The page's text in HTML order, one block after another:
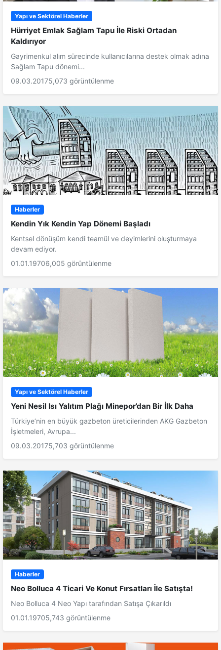
Yapı ve Sektörel Haberler
Hürriyet Emlak Sağlam Tapu İle Riski Ortadan
Kaldırıyor
Gayrimenkul alım sürecinde kullanıcılarına destek olmak adına
Sağlam Tapu dönemi...
09.03.20175,073 görüntülenme
Haberler
Kendin Yık Kendin Yap Dönemi Başladı
Kentsel dönüşüm kendi teamül ve deyimlerini oluşturmaya
devam ediyor.
01.01.19706,005 görüntülenme
Yapı ve Sektörel Haberler
Yeni Nesil Isı Yalıtım Plağı Minepor’dan Bir İlk Daha
Türkiye’nin en büyük gazbeton üreticilerinden AKG Gazbeton
İşletmeleri, Avrupa...
09.03.20175,703 görüntülenme
Haberler
Neo Bolluca 4 Ticari Ve Konut Fırsatları İle Satışta!
Neo Bolluca 4 Neo Yapı tarafından Satışa Çıkarıldı
01.01.19705,743 görüntülenme